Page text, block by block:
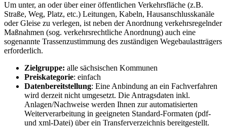
Um unter, an oder über einer öffentlichen Verkehrsfläche (z.B.
Straße, Weg, Platz, etc.) Leitungen, Kabeln, Hausanschlusskanäle
oder Gleise zu verlegen, ist neben der Anordnung verkehrsregelnder
Maßnahmen (sog. verkehrsrechtliche Anordnung) auch eine
sogenannte Trassenzustimmung des zuständigen Wegebaulastträgers
erforderlich.
Zielgruppe: alle sächsischen Kommunen
Preiskategorie: einfach
Datenbereitstellung: Eine Anbindung an ein Fachverfahren
wird derzeit nicht umgesetzt. Die Antragsdaten inkl.
Anlagen/Nachweise werden Ihnen zur automatisierten
Weiterverarbeitung in geeigneten Standard-Formaten (pdf-
und xml-Datei) über ein Transferverzeichnis bereitgestellt.